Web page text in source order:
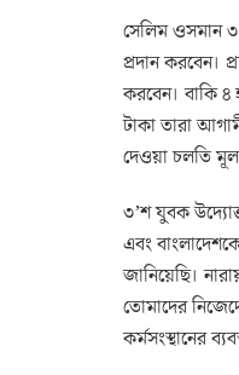
সেলিম ওসমান
প্রদান করবেন।
করবেন। বাকি ৪
টাকা তারা
দেওয়া চলতি
৩’শ যুবক
এবং
জানিয়েছি।
তোমাদের
কর্মসংস্থানের